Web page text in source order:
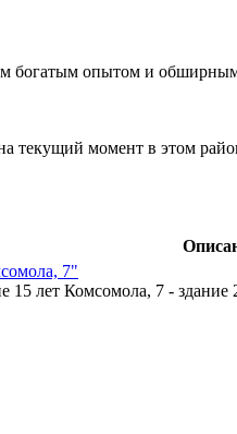
богатым опытом и
момент в этом
7"
15 лет Комсомола, 7 -